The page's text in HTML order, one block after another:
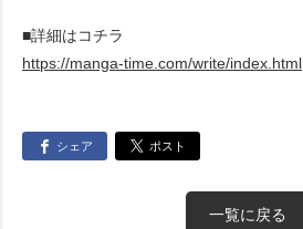
■詳細はコチラ
https://manga-time.com/write/index.html
シェア ポスト
一覧に戻る